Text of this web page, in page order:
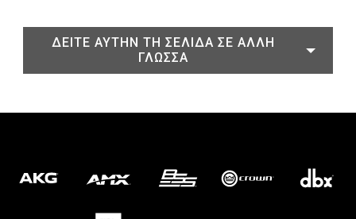
ΔΕΊΤΕ ΑΥΤΉΝ ΤΗ ΣΕΛΊΔΑ ΣΕ ΆΛΛΗ
ΓΛΏΣΣΑ